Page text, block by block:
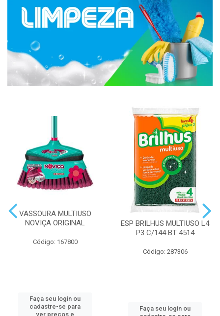
VASSOURA MULTIUSO
NOVIÇA ORIGINAL
Código: 167800
Faça seu login ou
cadastre-se para
ver preços e
ESP BRILHUS MULTIUSO L4
P3 C/144 BT 4514
Código: 287306
Faça seu login ou